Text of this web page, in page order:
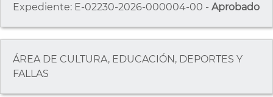
Expediente: E-02230-2026-000004-00 - Aprobado
ÁREA DE CULTURA, EDUCACIÓN, DEPORTES Y
FALLAS